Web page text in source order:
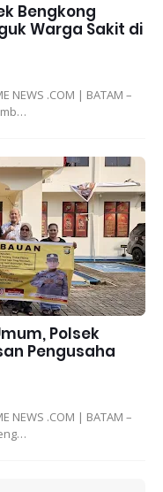
Bengkong
Warga Sakit di
NEWS .COM | BATAM –
Polsek
Pengusaha
NEWS .COM | BATAM –